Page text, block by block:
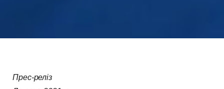
Прес-реліз